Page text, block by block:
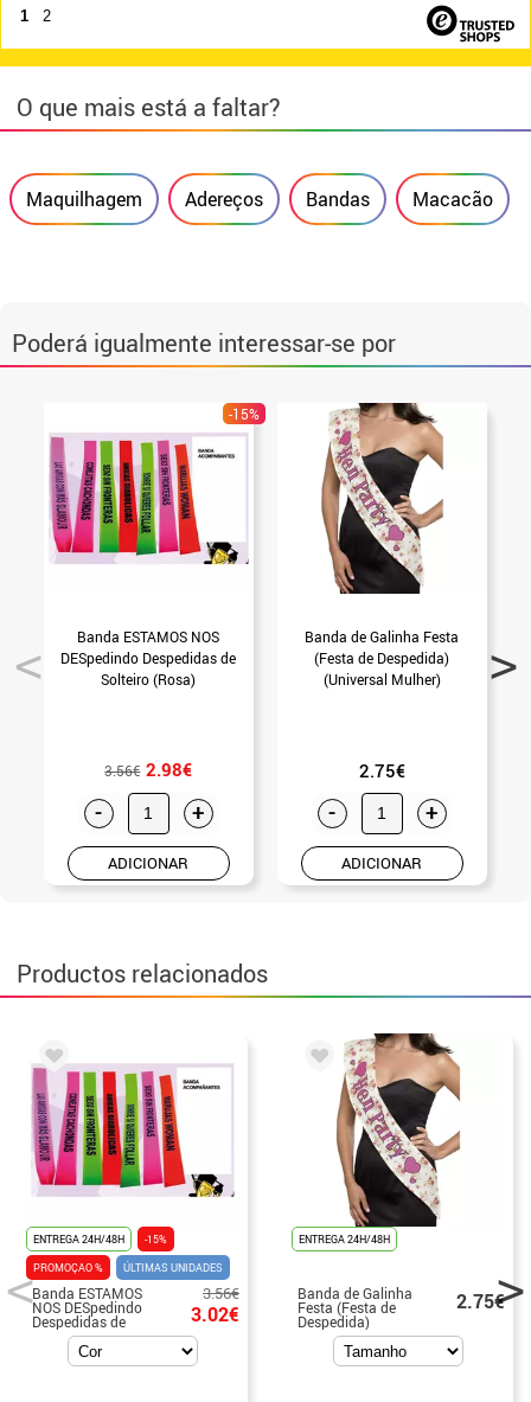
1 2
O que mais está a faltar?
Maquilhagem Adereços Bandas Macacão
Poderá igualmente interessar-se por
-15%
Banda ESTAMOS NOS
DESpedindo Despedidas de
Solteiro (Rosa)
3.56€ 2.98€
- +
ADICIONAR
Banda de Galinha Festa
(Festa de Despedida)
(Universal Mulher)
2.75€
- +
ADICIONAR
Productos relacionados
ENTREGA 24H/48H
-15%
PROMOÇAO %
ÚLTIMAS UNIDADES
Banda ESTAMOS
NOS DESpedindo
Despedidas de
Solteiro
3.56€
3.02€
ENTREGA 24H/48H
Banda de Galinha
Festa (Festa de
Despedida)
2.75€